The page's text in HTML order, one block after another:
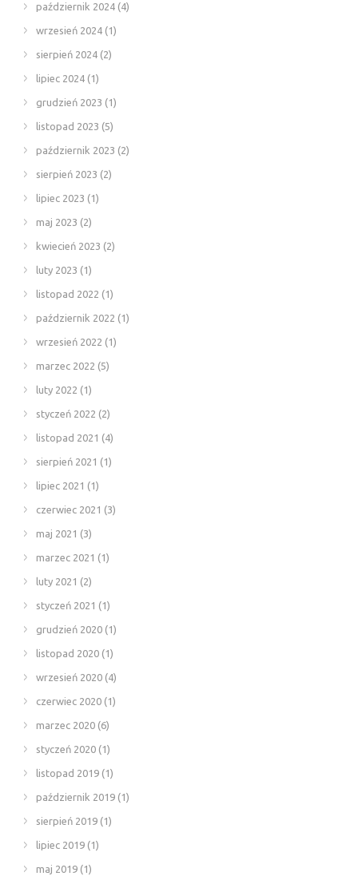
październik 2024 (4)
wrzesień 2024 (1)
sierpień 2024 (2)
lipiec 2024 (1)
grudzień 2023 (1)
listopad 2023 (5)
październik 2023 (2)
sierpień 2023 (2)
lipiec 2023 (1)
maj 2023 (2)
kwiecień 2023 (2)
luty 2023 (1)
listopad 2022 (1)
październik 2022 (1)
wrzesień 2022 (1)
marzec 2022 (5)
luty 2022 (1)
styczeń 2022 (2)
listopad 2021 (4)
sierpień 2021 (1)
lipiec 2021 (1)
czerwiec 2021 (3)
maj 2021 (3)
marzec 2021 (1)
luty 2021 (2)
styczeń 2021 (1)
grudzień 2020 (1)
listopad 2020 (1)
wrzesień 2020 (4)
czerwiec 2020 (1)
marzec 2020 (6)
styczeń 2020 (1)
listopad 2019 (1)
październik 2019 (1)
sierpień 2019 (1)
lipiec 2019 (1)
maj 2019 (1)